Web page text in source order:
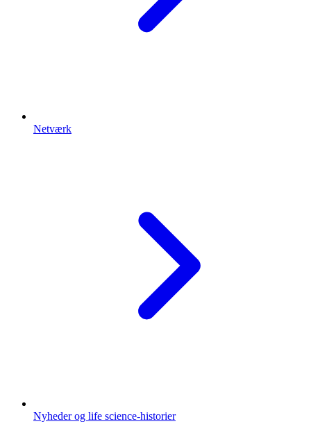
Netværk
Nyheder og life science-historier